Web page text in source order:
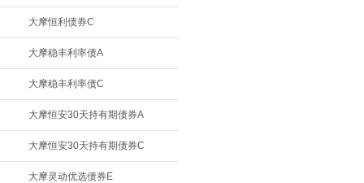
大摩恒利债券C
大摩稳丰利率债A
大摩稳丰利率债C
大摩恒安30天持有期债券A
大摩恒安30天持有期债券C
大摩灵动优选债券E